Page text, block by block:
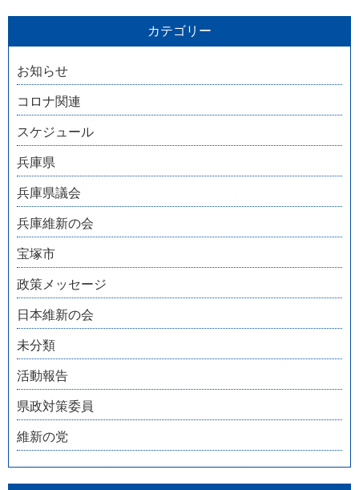
カテゴリー
お知らせ
コロナ関連
スケジュール
兵庫県
兵庫県議会
兵庫維新の会
宝塚市
政策メッセージ
日本維新の会
未分類
活動報告
県政対策委員
維新の党